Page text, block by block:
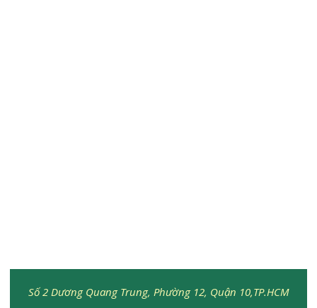
Số 2 Dương Quang Trung, Phường 12, Quận 10,TP.HCM